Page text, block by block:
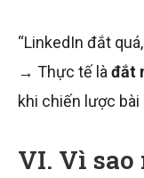
“LinkedIn đắt
→ Thực tế là đắt
khi chiến lược bài
VI. Vì sao